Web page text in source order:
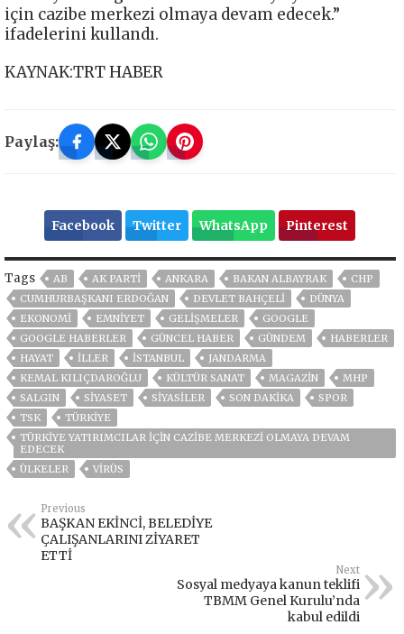
için cazibe merkezi olmaya devam edecek.”
ifadelerini kullandı.
KAYNAK:TRT HABER
Paylaş:
Facebook Twitter WhatsApp Pinterest
Tags AB AK PARTİ ANKARA BAKAN ALBAYRAK
CHP
CUMHURBAŞKANI ERDOĞAN
DEVLET BAHÇELİ
DÜNYA
EKONOMİ
EMNİYET GELIŞMELER
GOOGLE
GOOGLE HABERLER
GÜNCEL HABER GÜNDEM
HABERLER
HAYAT
İLLER ISTANBUL
JANDARMA
KEMAL KILIÇDAROĞLU
KÜLTÜR SANAT MAGAZİN
MHP
SALGIN
SİYASET SİYASİLER SON DAKIKA
SPOR
TSK
TÜRKİYE
TÜRKIYE YATIRIMCILAR IÇIN CAZIBE MERKEZI OLMAYA DEVAM
EDECEK
ÜLKELER
VIRÜS
Previous
BAŞKAN EKİNCİ, BELEDİYE
ÇALIŞANLARINI ZİYARET
ETTİ
Next
Sosyal medyaya kanun teklifi
TBMM Genel Kurulu’nda
kabul edildi